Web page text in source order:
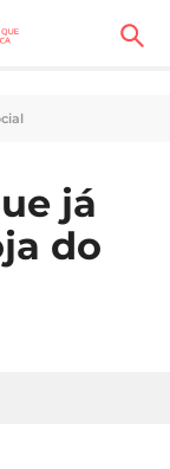
já
do